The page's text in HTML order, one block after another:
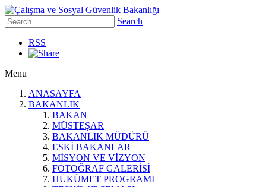
Search
RSS
Menu
ANASAYFA
BAKANLIK
BAKAN
MÜSTEŞAR
BAKANLIK MÜDÜRÜ
ESKİ BAKANLAR
MİSYON VE VİZYON
FOTOĞRAF GALERİSİ
HÜKÜMET PROGRAMI